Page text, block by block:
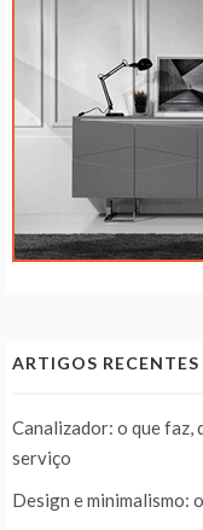
ARTIGOS RECENTES
Canalizador: o que faz,
serviço
Design e minimalismo: